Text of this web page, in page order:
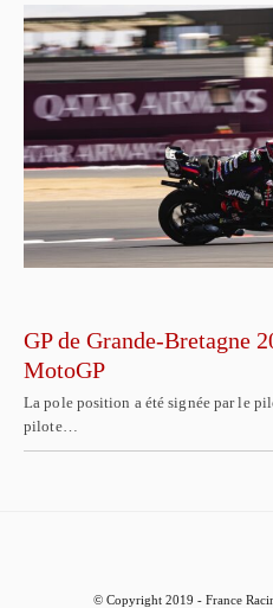
GP de Grande-Bretagne
MotoGP
La pole position a été signée par le
pilote…
© Copyright 2019 - France